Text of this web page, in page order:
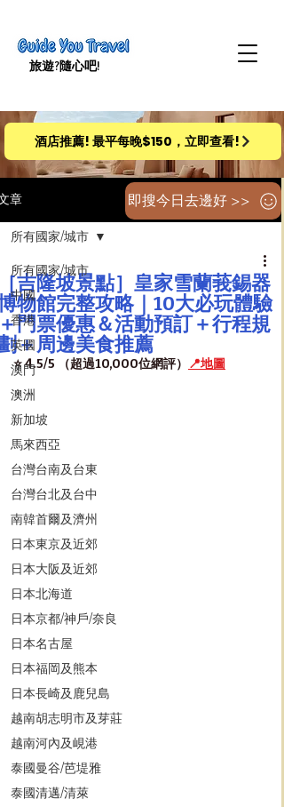
旅遊​?隨心吧!
酒店推薦! 最平每晚$150，立即查看!
章
所有國家/城市
中國
香港
英國
澳門
澳洲
新加坡
馬來西亞
台灣台南及台東
台灣台北及台中
南韓首爾及濟州
日本東京及近郊
日本大阪及近郊
日本北海道
日本京都/神戶/奈良
日本名古屋
日本福岡及熊本
日本長崎及鹿兒島
越南胡志明市及芽莊
越南河內及峴港
泰國曼谷/芭堤雅
泰國清邁/清萊
所有國家/城市
吉隆坡景點］皇家雪蘭莪錫器
物館完整攻略｜10大必玩體驗
門票優惠＆活動預訂＋行程規
＋周邊美食推薦
⭐️ 4.5/5 （超過10,000位網評） 📍地圖
即搜今日去邊好 >>